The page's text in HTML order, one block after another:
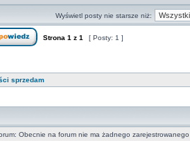
Wyświetl posty nie starsze niż:
Strona 1 z 1 [ Posty: 1 ]
sprzedam
Obecnie na forum nie ma żadnego